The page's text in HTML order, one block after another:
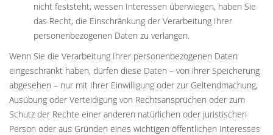
nicht feststeht, wessen Interessen überwiegen, haben Sie
das Recht, die Einschränkung der Verarbeitung Ihrer
personenbezogenen Daten zu verlangen.
Wenn Sie die Verarbeitung Ihrer personenbezogenen Daten
eingeschränkt haben, dürfen diese Daten – von ihrer Speicherung
abgesehen – nur mit Ihrer Einwilligung oder zur Geltendmachung,
Ausübung oder Verteidigung von Rechtsansprüchen oder zum
Schutz der Rechte einer anderen natürlichen oder juristischen
Person oder aus Gründen eines wichtigen öffentlichen Interesses